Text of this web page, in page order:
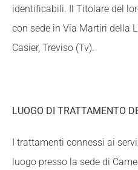
identificabili. Il Titolare del
con sede in Via Martiri della
Casier, Treviso (Tv).
LUOGO DI TRATTAMENTO
I trattamenti connessi ai
luogo presso la sede di